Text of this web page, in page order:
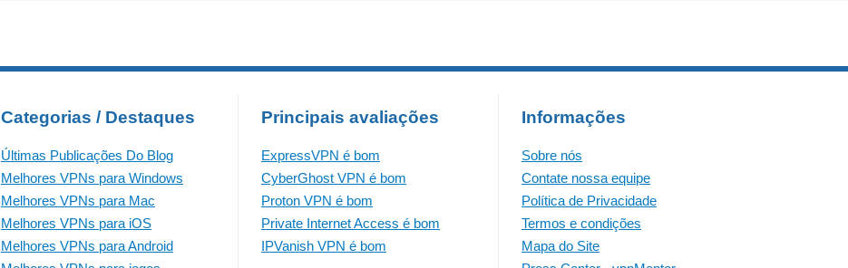
Categorias / Destaques
Últimas Publicações Do Blog
Melhores VPNs para Windows
Melhores VPNs para Mac
Melhores VPNs para iOS
Melhores VPNs para Android
Principais avaliações
ExpressVPN é bom
CyberGhost VPN é bom
Proton VPN é bom
Private Internet Access é bom
IPVanish VPN é bom
Informações
Sobre nós
Contate nossa equipe
Política de Privacidade
Termos e condições
Mapa do Site